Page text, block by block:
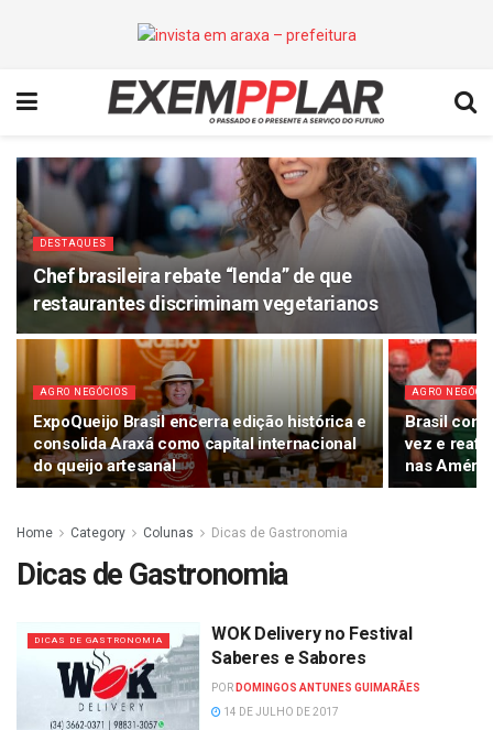
DESTAQUES
Chef brasileira rebate “lenda” de que
restaurantes discriminam vegetarianos
AGRO NEGÓCIOS
ExpoQueijo Brasil encerra edição histórica e
consolida Araxá como capital internacional
do queijo artesanal
AGRO
Brasil
vez e
nas
Home Category Colunas Dicas de Gastronomia
Dicas de Gastronomia
DICAS DE GASTRONOMIA
WOK Delivery no Festival
Saberes e Sabores
POR DOMINGOS ANTUNES GUIMARÃES
14 DE JULHO DE 2017